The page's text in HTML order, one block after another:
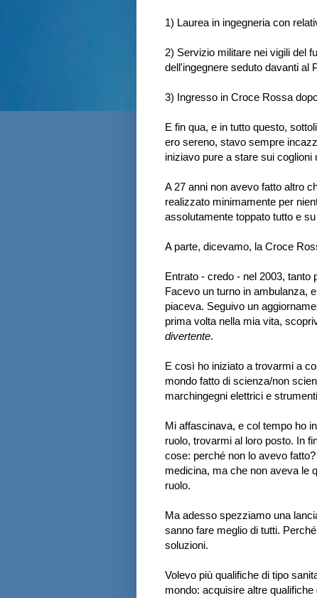
1) Laurea in ingegneria con
2) Servizio militare nei vigili del
dell'ingegnere seduto davanti al
3) Ingresso in Croce Rossa
E fin qua, e in tutto questo,
ero sereno, stavo sempre
iniziavo pure a stare sui coglioni
A 27 anni non avevo fatto altro
realizzato minimamente per
assolutamente toppato tutto e
A parte, dicevamo, la Croce
Entrato - credo - nel 2003, tanto
Facevo un turno in ambulanza,
piaceva. Seguivo un
prima volta nella mia vita,
divertente.
E così ho iniziato a trovarmi a
mondo fatto di scienza/non
marchingegni elettrici e
Mi affascinava, e col tempo ho
ruolo, trovarmi al loro posto. In
cose: perché non lo avevo
medicina, ma che non aveva le
ruolo.
Ma adesso spezziamo una
sanno fare meglio di tutti.
soluzioni.
Volevo più qualifiche di tipo
mondo: acquisire altre